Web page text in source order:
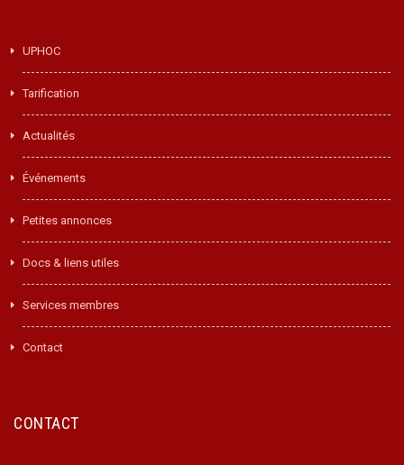
UPHOC
Tarification
Actualités
Événements
Petites annonces
Docs & liens utiles
Services membres
Contact
CONTACT